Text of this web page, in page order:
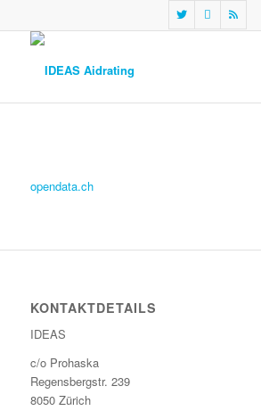
opendata.ch
KONTAKTDETAILS
IDEAS
c/o Prohaska
Regensbergstr. 239
8050 Zürich